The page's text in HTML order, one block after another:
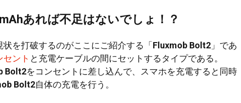
あれば不足はないでしょ！？
状を打破するのがここにご紹介する「Fluxmob Bolt2 」であ
セント と充電ケーブルの間にセットするタイプである。
Bolt2をコンセントに差し込んで、スマホを充電すると同時
Bolt2自体の充電を行う。